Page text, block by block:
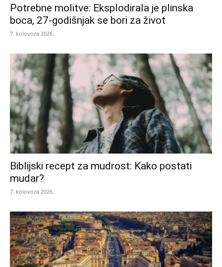
Potrebne molitve: Eksplodirala je plinska
boca, 27-godišnjak se bori za život
7. kolovoza 2026.
Biblijski recept za mudrost: Kako postati
mudar?
7. kolovoza 2026.